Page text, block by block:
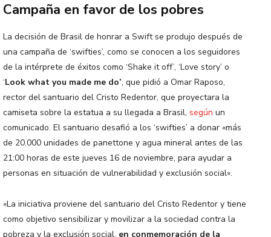
Campaña en favor de los pobres
La decisión de Brasil de honrar a Swift se produjo después de
una campaña de ‘swifties’, como se conocen a los seguidores
de la intérprete de éxitos como ‘Shake it off’, ‘Love story’ o
‘Look what you made me do’, que pidió a Omar Raposo,
rector del santuario del Cristo Redentor, que proyectara la
camiseta sobre la estatua a su llegada a Brasil, según un
comunicado. El santuario desafió a los ‘swifties’ a donar «más
de 20.000 unidades de panettone y agua mineral antes de las
21:00 horas de este jueves 16 de noviembre, para ayudar a
personas en situación de vulnerabilidad y exclusión social».
«La iniciativa proviene del santuario del Cristo Redentor y tiene
como objetivo sensibilizar y movilizar a la sociedad contra la
pobreza y la exclusión social, en conmemoración de la